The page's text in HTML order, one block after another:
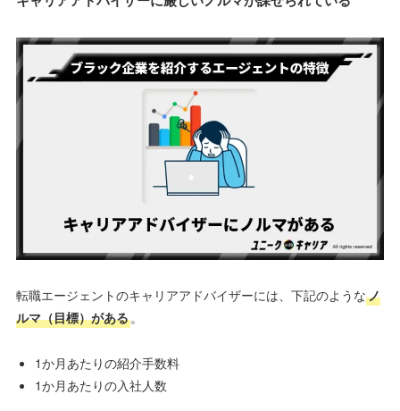
転職エージェントのキャリアアドバイザーには、下記のようなノ
ルマ（目標）がある。
1か月あたりの紹介手数料
1か月あたりの入社人数